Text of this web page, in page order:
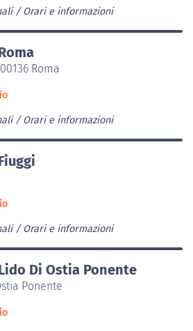
Orari e informazioni
Roma
Orari e informazioni
Orari e informazioni
Di Ostia Ponente
Ponente